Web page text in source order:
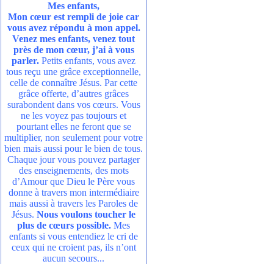
Mes enfants,
Mon cœur est rempli de joie car
vous avez répondu à mon appel.
Venez mes enfants, venez tout
près de mon cœur, j’ai à vous
parler. Petits enfants, vous avez
tous reçu une grâce exceptionnelle,
celle de connaître Jésus. Par cette
grâce offerte, d’autres grâces
surabondent dans vos cœurs. Vous
ne les voyez pas toujours et
pourtant elles ne feront que se
multiplier, non seulement pour votre
bien mais aussi pour le bien de tous.
Chaque jour vous pouvez partager
des enseignements, des mots
d’Amour que Dieu le Père vous
donne à travers mon intermédiaire
mais aussi à travers les Paroles de
Jésus.Nous voulons toucher le
plus de cœurs possible. Mes
enfants si vous entendiez le cri de
ceux qui ne croient pas, ils n’ont
aucun secours...